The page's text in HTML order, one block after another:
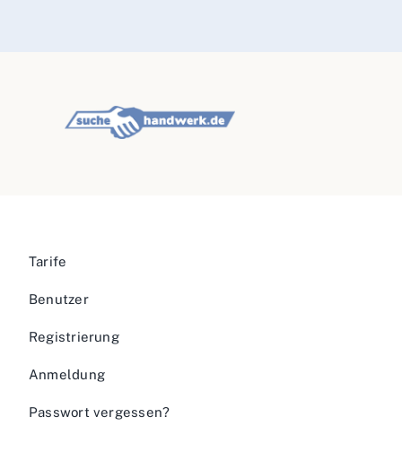
Tarife
Benutzer
Registrierung
Anmeldung
Passwort vergessen?